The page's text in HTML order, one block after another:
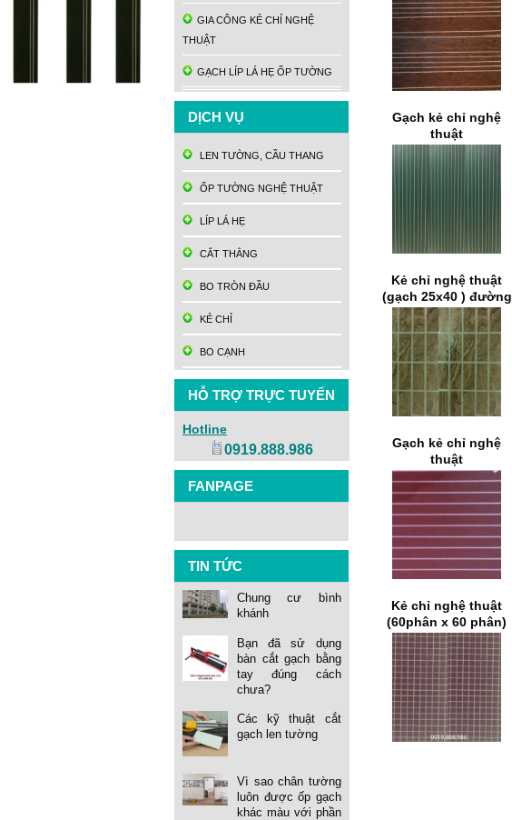
Gạch kẻ chỉ nghệ
thuật
Kẻ chỉ nghệ thuật
(gạch 25x40 ) đường
chỉ 6mm
Gạch kẻ chỉ nghệ
thuật
Kẻ chỉ nghệ thuật
(60phân x 60 phân)
GIA CÔNG KẺ CHỈ NGHỆ
THUẬT
GẠCH LÍP LÁ HẸ ỐP TƯỜNG
DỊCH VỤ
LEN TƯỜNG, CẦU THANG
ỐP TƯỜNG NGHỆ THUẬT
LÍP LÁ HẸ
CẮT THẲNG
BO TRÒN ĐẦU
KẺ CHỈ
BO CẠNH
HỖ TRỢ TRỰC TUYẾN
Hotline
0919.888.986
FANPAGE
TIN TỨC
Chung cư bình
khánh
Bạn đã sử dụng
bàn cắt gạch bằng
tay đúng cách
chưa?
Các kỹ thuật cắt
gạch len tường
Vì sao chân tường
luôn được ốp gạch
khác màu với phần